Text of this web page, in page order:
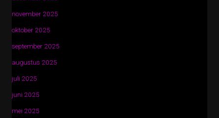
november 2025
oktober 2025
september 2025
augustus 2025
juli 2025
juni 2025
mei 2025